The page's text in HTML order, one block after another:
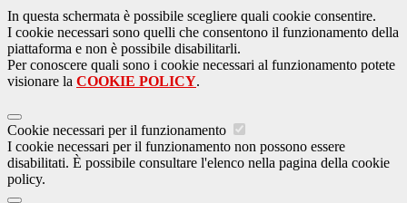
In questa schermata è possibile scegliere quali cookie consentire.
I cookie necessari sono quelli che consentono il funzionamento della
piattaforma e non è possibile disabilitarli.
Per conoscere quali sono i cookie necessari al funzionamento potete
visionare la COOKIE POLICY.
Cookie necessari per il funzionamento
I cookie necessari per il funzionamento non possono essere
disabilitati. È possibile consultare l'elenco nella pagina della cookie
policy.